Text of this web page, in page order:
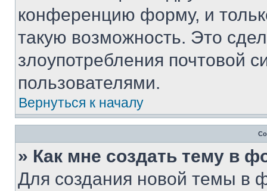
конференцию форму, и
такую возможность. Это
злоупотребления почтовой
пользователями.
Вернуться к началу
» Как мне создать тему в
Для создания новой темы в